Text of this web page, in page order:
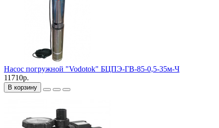
Насос погружной "Vodotok" БЦПЭ-ГВ-85-0,5-35м-Ч
11710р.
В корзину